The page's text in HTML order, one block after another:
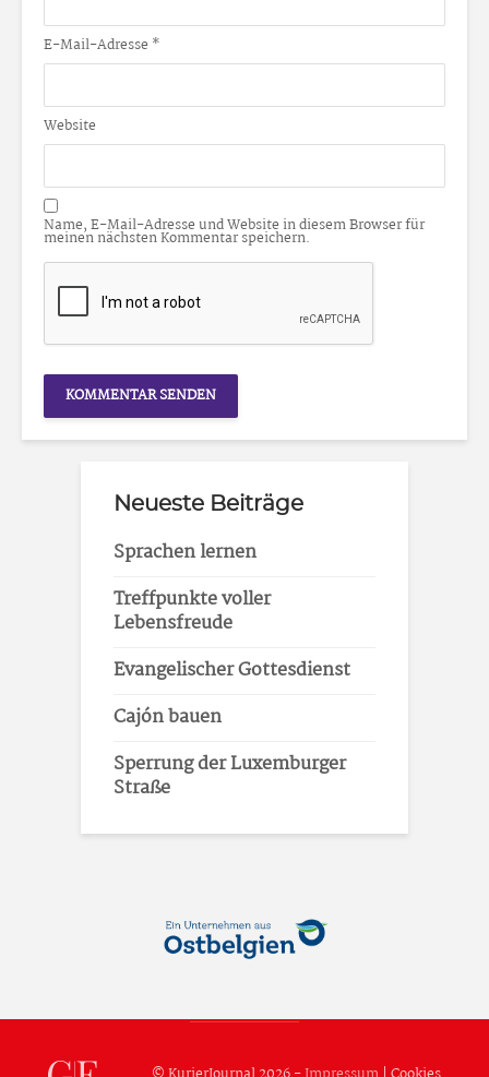
E-Mail-Adresse *
Website
Name, E-Mail-Adresse und Website in diesem Browser für
meinen nächsten Kommentar speichern.
Neueste Beiträge
Sprachen lernen
Treffpunkte voller
Lebensfreude
Evangelischer Gottesdienst
Cajón bauen
Sperrung der Luxemburger
Straße